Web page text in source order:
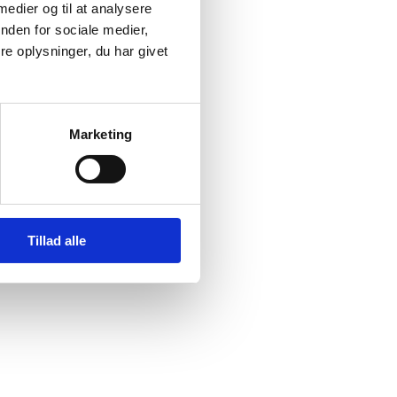
og til at analysere
for sociale medier,
oplysninger, du har givet
Marketing
Tillad alle